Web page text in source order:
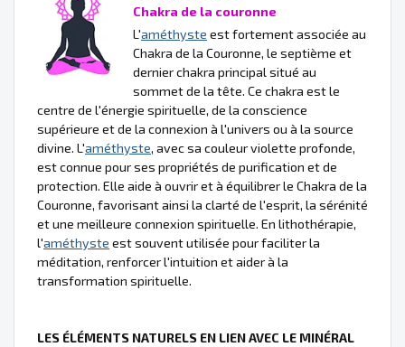
Chakra de la couronne
L'améthyste est fortement associée au
Chakra de la Couronne, le septième et
dernier chakra principal situé au
sommet de la tête. Ce chakra est le
centre de l'énergie spirituelle, de la conscience
supérieure et de la connexion à l'univers ou à la source
divine. L'améthyste, avec sa couleur violette profonde,
est connue pour ses propriétés de purification et de
protection. Elle aide à ouvrir et à équilibrer le Chakra de la
Couronne, favorisant ainsi la clarté de l'esprit, la sérénité
et une meilleure connexion spirituelle. En lithothérapie,
l'améthyste est souvent utilisée pour faciliter la
méditation, renforcer l'intuition et aider à la
transformation spirituelle.
LES ÉLÉMENTS NATURELS EN LIEN AVEC LE MINÉRAL